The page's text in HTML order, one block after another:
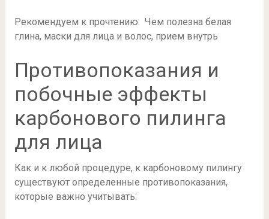
Рекомендуем к прочтению: Чем полезна белая
глина, маски для лица и волос, прием внутрь
Противопоказания и
побочные эффекты
карбонового пилинга
для лица
Как и к любой процедуре, к карбоновому пилингу
существуют определенные противопоказания,
которые важно учитывать: